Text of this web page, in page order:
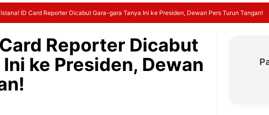
ID Card Reporter Dicabut Gara-gara Tanya Ini ke Presiden, Dewan Pers Turun Tangan!
Reporter Dicabut
ke Presiden, Dewan